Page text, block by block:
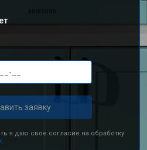
заявку
я даю свое согласие на обработку